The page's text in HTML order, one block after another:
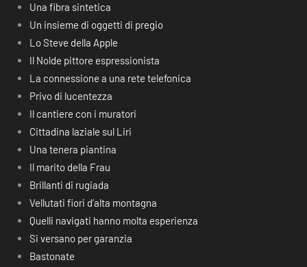
Una fibra sintetica
Un insieme di oggetti di pregio
Lo Steve della Apple
Il Nolde pittore espressionista
La connessione a una rete telefonica
Privo di lucentezza
Il cantiere con i muratori
Cittadina laziale sul Liri
Una tenera piantina
Il marito della Frau
Brillanti di rugiada
Vellutati fiori d’alta montagna
Quelli navigati hanno molta esperienza
Si versano per garanzia
Bastonate